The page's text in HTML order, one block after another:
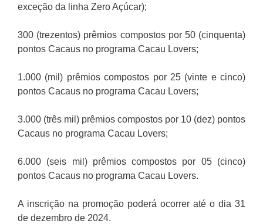
exceção da linha Zero Açúcar);
300 (trezentos) prêmios compostos por 50 (cinquenta)
pontos Cacaus no programa Cacau Lovers;
1.000 (mil) prêmios compostos por 25 (vinte e cinco)
pontos Cacaus no programa Cacau Lovers;
3.000 (três mil) prêmios compostos por 10 (dez) pontos
Cacaus no programa Cacau Lovers;
6.000 (seis mil) prêmios compostos por 05 (cinco)
pontos Cacaus no programa Cacau Lovers.
A inscrição na promoção poderá ocorrer até o dia 31
de dezembro de 2024.